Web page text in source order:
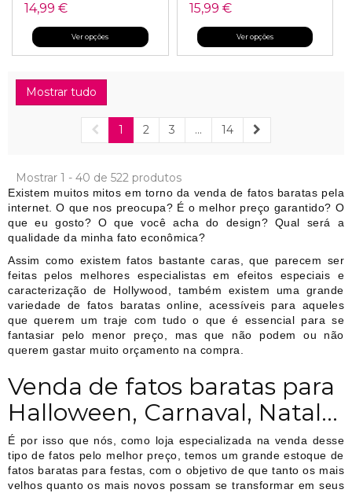
14,99 €
Ver opções
15,99 €
Ver opções
Mostrar tudo
1 2 3 ... 14
Mostrar 1 - 40 de 522 produtos
Existem muitos mitos em torno da venda de fatos baratas pela
internet. O que nos preocupa? É o melhor preço garantido? O
que eu gosto? O que você acha do design? Qual será a
qualidade da minha fato econômica?
Assim como existem fatos bastante caras, que parecem ser
feitas pelos melhores especialistas em efeitos especiais e
caracterização de Hollywood, também existem uma grande
variedade de fatos baratas online, acessíveis para aqueles
que querem um traje com tudo o que é essencial para se
fantasiar pelo menor preço, mas que não podem ou não
querem gastar muito orçamento na compra.
Venda de fatos baratas para
Halloween, Carnaval, Natal...
É por isso que nós, como loja especializada na venda desse
tipo de fatos pelo melhor preço, temos um grande estoque de
fatos baratas para festas, com o objetivo de que tanto os mais
velhos quanto os mais novos possam se transformar em seus